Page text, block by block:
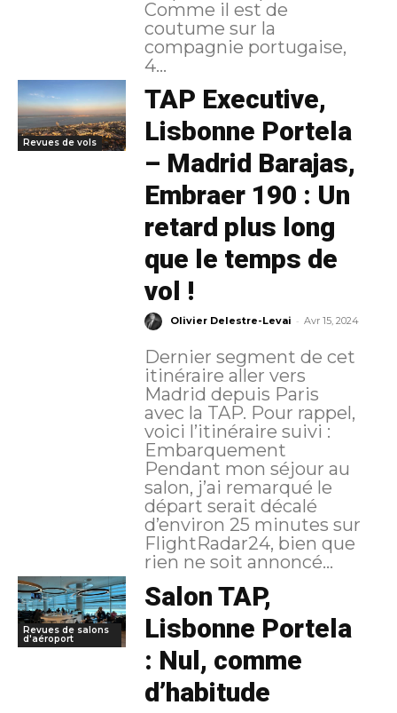
Comme il est de
coutume sur la
compagnie portugaise,
4...
Revues de vols
TAP Executive,
Lisbonne Portela
– Madrid Barajas,
Embraer 190 : Un
retard plus long
que le temps de
vol !
Olivier Delestre-Levai - Avr 15, 2024
Dernier segment de cet
itinéraire aller vers
Madrid depuis Paris
avec la TAP. Pour rappel,
voici l’itinéraire suivi :
Embarquement
Pendant mon séjour au
salon, j’ai remarqué le
départ serait décalé
d’environ 25 minutes sur
FlightRadar24, bien que
rien ne soit annoncé...
Revues de salons
d'aéroport
Salon TAP,
Lisbonne Portela
: Nul, comme
d’habitude